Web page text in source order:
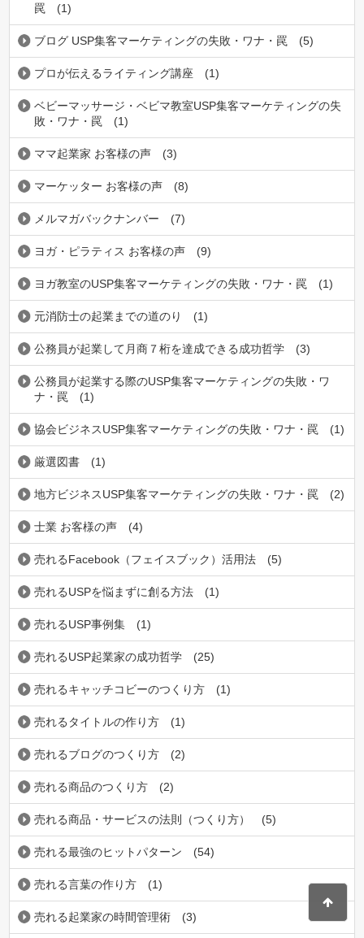
罠
(1)
ブログ USP集客マーケティングの失敗・ワナ・罠 (5)
プロが伝えるライティング講座 (1)
ベビーマッサージ・ベビマ教室USP集客マーケティングの失
敗・ワナ・罠
(1)
ママ起業家 お客様の声 (3)
マーケッター お客様の声 (8)
メルマガバックナンバー (7)
ヨガ・ピラティス お客様の声 (9)
ヨガ教室のUSP集客マーケティングの失敗・ワナ・罠 (1)
元消防士の起業までの道のり (1)
公務員が起業して月商７桁を達成できる成功哲学 (3)
公務員が起業する際のUSP集客マーケティングの失敗・ワ
ナ・罠
(1)
協会ビジネスUSP集客マーケティングの失敗・ワナ・罠 (1)
厳選図書 (1)
地方ビジネスUSP集客マーケティングの失敗・ワナ・罠 (2)
士業 お客様の声 (4)
売れるFacebook（フェイスブック）活用法 (5)
売れるUSPを悩まずに創る方法 (1)
売れるUSP事例集 (1)
売れるUSP起業家の成功哲学 (25)
売れるキャッチコビーのつくり方 (1)
売れるタイトルの作り方 (1)
売れるブログのつくり方 (2)
売れる商品のつくり方 (2)
売れる商品・サービスの法則（つくり方） (5)
売れる最強のヒットパターン (54)
売れる言葉の作り方 (1)
売れる起業家の時間管理術 (3)